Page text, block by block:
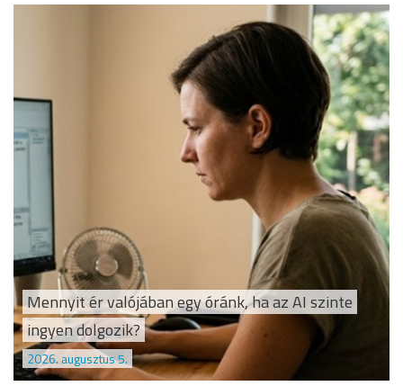
Mennyit ér valójában egy óránk, ha az AI szinte
ingyen dolgozik?
2026. augusztus 5.